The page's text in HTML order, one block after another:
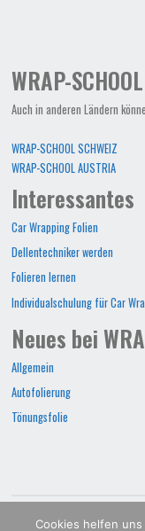
WRAP-
Auch in anderen Ländern
WRAP-SCHOOL SCHWEIZ
WRAP-SCHOOL AUSTRIA
Interessantes
Car Wrapping Folien
Dellentechniker werden
Folieren lernen
Individualschulung für Car
Neues bei
Allgemein
Autofolierung
Tönungsfolie
Cookies helfen